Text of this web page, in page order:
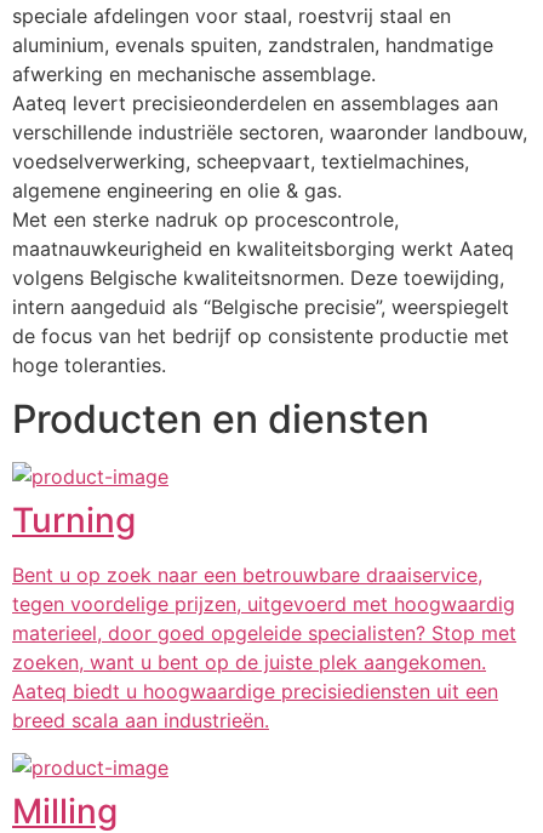
speciale afdelingen voor staal, roestvrij staal en
aluminium, evenals spuiten, zandstralen, handmatige
afwerking en mechanische assemblage.
Aateq levert precisieonderdelen en assemblages aan
verschillende industriële sectoren, waaronder landbouw,
voedselverwerking, scheepvaart, textielmachines,
algemene engineering en olie & gas.
Met een sterke nadruk op procescontrole,
maatnauwkeurigheid en kwaliteitsborging werkt Aateq
volgens Belgische kwaliteitsnormen. Deze toewijding,
intern aangeduid als “Belgische precisie”, weerspiegelt
de focus van het bedrijf op consistente productie met
hoge toleranties.
Producten en diensten
Turning
Bent u op zoek naar een betrouwbare draaiservice,
tegen voordelige prijzen, uitgevoerd met hoogwaardig
materieel, door goed opgeleide specialisten? Stop met
zoeken, want u bent op de juiste plek aangekomen.
Aateq biedt u hoogwaardige precisiediensten uit een
breed scala aan industrieën.
Milling